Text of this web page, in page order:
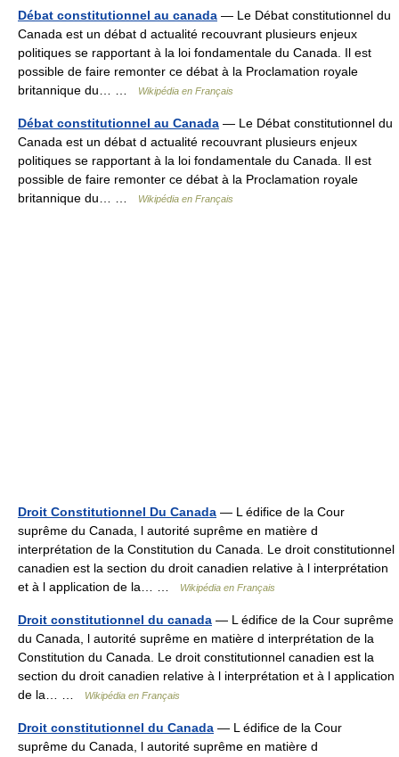
Débat constitutionnel au canada — Le Débat constitutionnel du
Canada est un débat d actualité recouvrant plusieurs enjeux
politiques se rapportant à la loi fondamentale du Canada. Il est
possible de faire remonter ce débat à la Proclamation royale
britannique du… …
Wikipédia en Français
Débat constitutionnel au Canada — Le Débat constitutionnel du
Canada est un débat d actualité recouvrant plusieurs enjeux
politiques se rapportant à la loi fondamentale du Canada. Il est
possible de faire remonter ce débat à la Proclamation royale
britannique du… …
Wikipédia en Français
Droit Constitutionnel Du Canada — L édifice de la Cour
suprême du Canada, l autorité suprême en matière d
interprétation de la Constitution du Canada. Le droit constitutionnel
canadien est la section du droit canadien relative à l interprétation
et à l application de la… …
Wikipédia en Français
Droit constitutionnel du canada — L édifice de la Cour suprême
du Canada, l autorité suprême en matière d interprétation de la
Constitution du Canada. Le droit constitutionnel canadien est la
section du droit canadien relative à l interprétation et à l application
de la… …
Wikipédia en Français
Droit constitutionnel du Canada — L édifice de la Cour
suprême du Canada, l autorité suprême en matière d